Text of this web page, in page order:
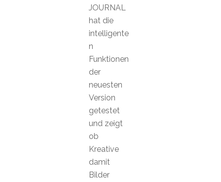
JOURNAL
hat die
intelligente
n
Funktionen
der
neuesten
Version
getestet
und zeigt
ob
Kreative
damit
Bilder